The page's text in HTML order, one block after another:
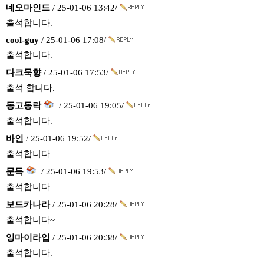
네오마인드 / 25-01-06 13:42/
출석합니다.
cool-guy / 25-01-06 17:08/
출석합니다.
다크묵향/ 25-01-06 17:53/
출석 합니다.
동고동락
/ 25-01-06 19:05/
출석합니다.
바인 / 25-01-06 19:52/
출석합니다
문득
/ 25-01-06 19:53/
출석합니다
보드카나라/ 25-01-06 20:28/
출석합니다~
잉마이라입 / 25-01-06 20:38/
출석합니다.